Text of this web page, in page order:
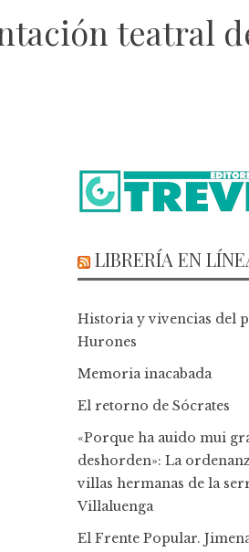
teatral
LIBRERÍA EN
Historia y vivencias del
Hurones
Memoria inacabada
El retorno de Sócrates
«Porque ha auido mui
deshorden»: La
villas hermanas de la
Villaluenga
El Frente Popular.